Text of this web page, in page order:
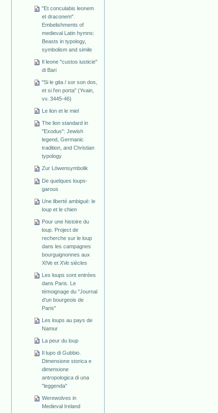
"Et conculabis leonem
et draconem".
Embelishments of
medieval Latin hymns:
Beasts in typology,
symbolism and simile
Il leone "custos iusticie"
di Bari
"Si le gita / sor son dos,
et si l'en porta" (Yvain,
vv. 3445-46)
Le lion et le miel
The lion standard in
"Exodus": Jewish
legend, Germanic
tradition, and Christian
typology
Zur Löwensymbolik
De quelques loups-
garous
Une liberté ambiguë: le
loup et le chien
Pour une histoire du
loup. Project de
recherche sur le loup
dans les campagnes
bourguignonnes aux
XIVe et XVe siècles
Les loups sont entrées
dans Paris. Le
témoignage du "Journal
d'un bourgeois de
Paris"
Les loups au pays de
Namur
La peur du loup
Il lupo di Gubbio.
Dimensione storica e
dimensione
antropologica di una
"leggenda"
Werewolves in
Medieval Ireland